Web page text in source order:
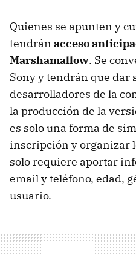
Quienes se apunten y
tendrán acceso
Marshamallow. Se
Sony y tendrán que dar
desarrolladores de la
la producción de la
es solo una forma de
inscripción y organizar
solo requiere aportar
email y teléfono, edad,
usuario.